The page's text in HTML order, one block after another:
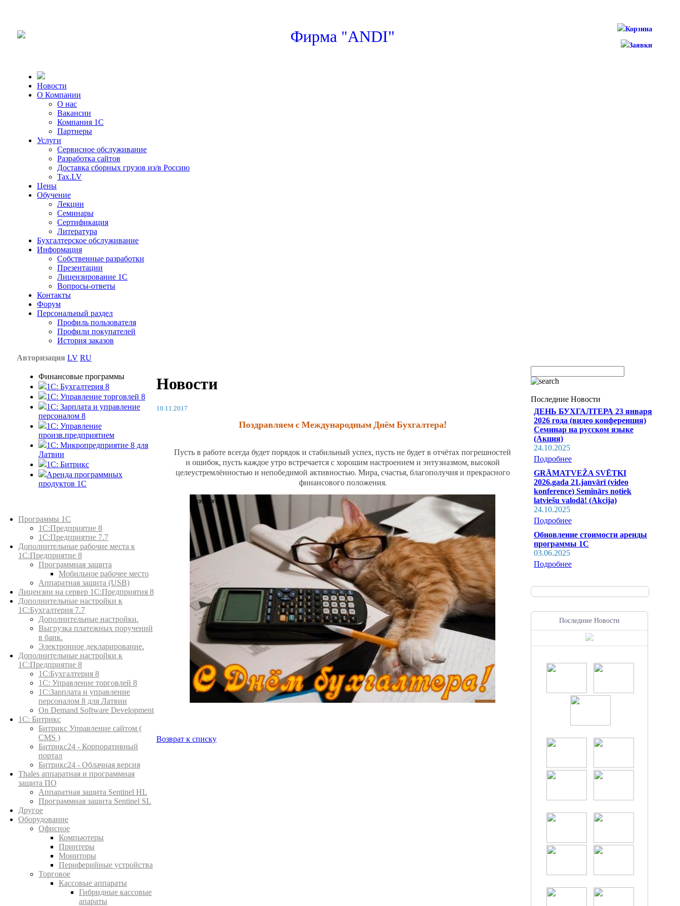
Фирма "ANDI" Корзина
Заявки
Новости
О Компании
О нас
Вакансии
Компания 1С
Партнеры
Услуги
Сервисное обслуживание
Разработка сайтов
Доставка сборных грузов из/в Россию
Tax.LV
Цены
Обучение
Лекции
Семинары
Сертификация
Литература
Бухгалтерское обслуживание
Информация
Собственные разработки
Презентации
Лицензирование 1С
Вопросы-ответы
Контакты
Форум
Персональный раздел
Профиль пользователя
Профили покупателей
История заказов
Авторизация LV RU
Финансовые программы
1С: Бухгалтерия 8
1C: Управление торговлей 8
1C: Зарплата и управление
персоналом 8
1C: Управление
произв.предприятием
1С: Микропредприятие 8 для
Латвии
1C: Битрикс
Аренда программных
продуктов 1С
Программы 1С
1С:Предприятие 8
1С:Предприятие 7.7
Дополнительные рабочие места к
1С:Предприятие 8
Программная защита
Мобильное рабочее место
Аппаратная защита (USB)
Лицензии на сервер 1С:Предприятия 8
Дополнительные настройки к
1С:Бухгалтерия 7.7
Дополнительные настройки.
Выгрузка платежных поручений
в банк.
Электронное декларирование.
Дополнительные настройки к
1С:Предприятие 8
1С:Бухгалтерия 8
1C: Управление торговлей 8
1С:Зарплата и управление
персоналом 8 для Латвии
On Demand Software Development
1С: Битрикс
Битрикс Управление сайтом (
CMS )
Битрикс24 - Корпоративный
портал
Битрикс24 - Облачная версия
Thales аппаратная и программная
защита ПО
Аппаратная защита Sentinel HL
Программная защита Sentinel SL
Другое
Оборудование
Офисное
Компьютеры
Принтеры
Мониторы
Периферийные устройства
Торговое
Кассовые аппараты
Гибридные кассовые
апараты
Новости
10.11.2017
Поздравляемс Международным Днём Бухгалтера!
Пусть в работе всегда будет порядок и стабильный успех, пусть не будет в отчётах погрешностей
и ошибок, пусть каждое утро встречается с хорошим настроением и энтузиазмом, высокой
целеустремлённостью и непобедимой активностью. Мира, счастья, благополучия и прекрасного
финансового положения.
Возврат к списку
Последние Новости
ДЕНЬ БУХГАЛТЕРА 23 января
2026 года (видео конференция)
Семинар на русском языке
(Акция)
24.10.2025
Подробнее
GRĀMATVEŽA SVĒTKI
2026.gada 21.janvārī (video
konference) Seminārs notiek
latviešu valodā! (Akcija)
24.10.2025
Подробнее
Обновление стоимости аренды
программы 1С
03.06.2025
Подробнее
Последние Новости